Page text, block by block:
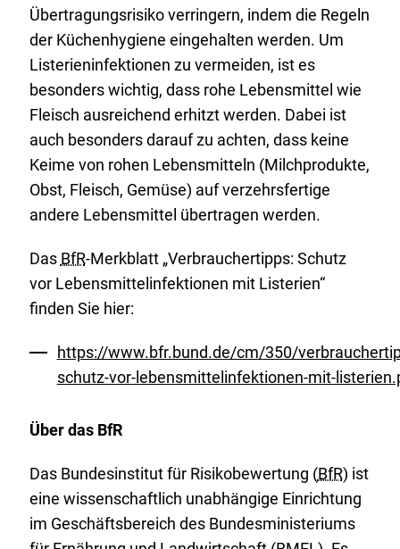
Übertragungsrisiko verringern, indem die Regeln
der Küchenhygiene eingehalten werden. Um
Listerieninfektionen zu vermeiden, ist es
besonders wichtig, dass rohe Lebensmittel wie
Fleisch ausreichend erhitzt werden. Dabei ist
auch besonders darauf zu achten, dass keine
Keime von rohen Lebensmitteln (Milchprodukte,
Obst, Fleisch, Gemüse) auf verzehrsfertige
andere Lebensmittel übertragen werden.
Das BfR-Merkblatt „Verbrauchertipps: Schutz
vor Lebensmittelinfektionen mit Listerien“
finden Sie hier:
https://www.bfr.bund.de/cm/350/
schutz-vor-lebensmittelinfektionen-mit-
Über das BfR
Das Bundesinstitut für Risikobewertung (BfR) ist
eine wissenschaftlich unabhängige Einrichtung
im Geschäftsbereich des Bundesministeriums